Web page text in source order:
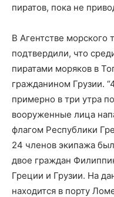
пиратов, пока не
В Агентстве морского
подтвердили, что
пиратами моряков в
гражданином Грузии.
примерно в три утра
вооруженные лица
флагом Республики
24 членов экипажа
двое граждан
Греции и Грузии. На
находится в порту